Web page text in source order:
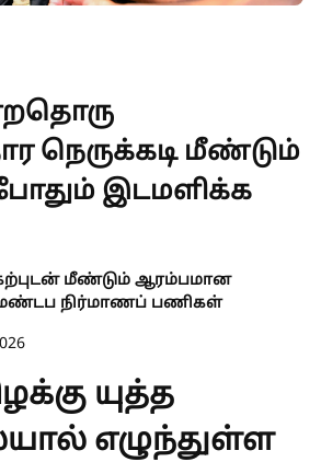
நெருக்கடி மீண்டும்
இடமளிக்க
மீண்டும் ஆரம்பமான
மண்டப நிர்மாணப் பணிகள்
யுத்த
எழுந்துள்ள